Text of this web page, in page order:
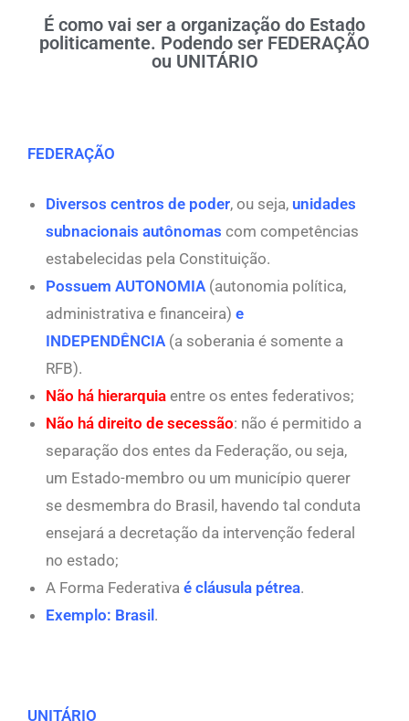
É como vai ser a organização do Estado
politicamente. Podendo ser FEDERAÇÃO
ou UNITÁRIO
FEDERAÇÃO
Diversos centros de poder, ou seja, unidades
subnacionais autônomas com competências
estabelecidas pela Constituição.
Possuem AUTONOMIA (autonomia política,
administrativa e financeira) e
INDEPENDÊNCIA (a soberania é somente a
RFB).
Não há hierarquia entre os entes federativos;
Não há direito de secessão: não é permitido a
separação dos entes da Federação, ou seja,
um Estado-membro ou um município querer
se desmembra do Brasil, havendo tal conduta
ensejará a decretação da intervenção federal
no estado;
A Forma Federativa é cláusula pétrea.
Exemplo: Brasil.
UNITÁRIO